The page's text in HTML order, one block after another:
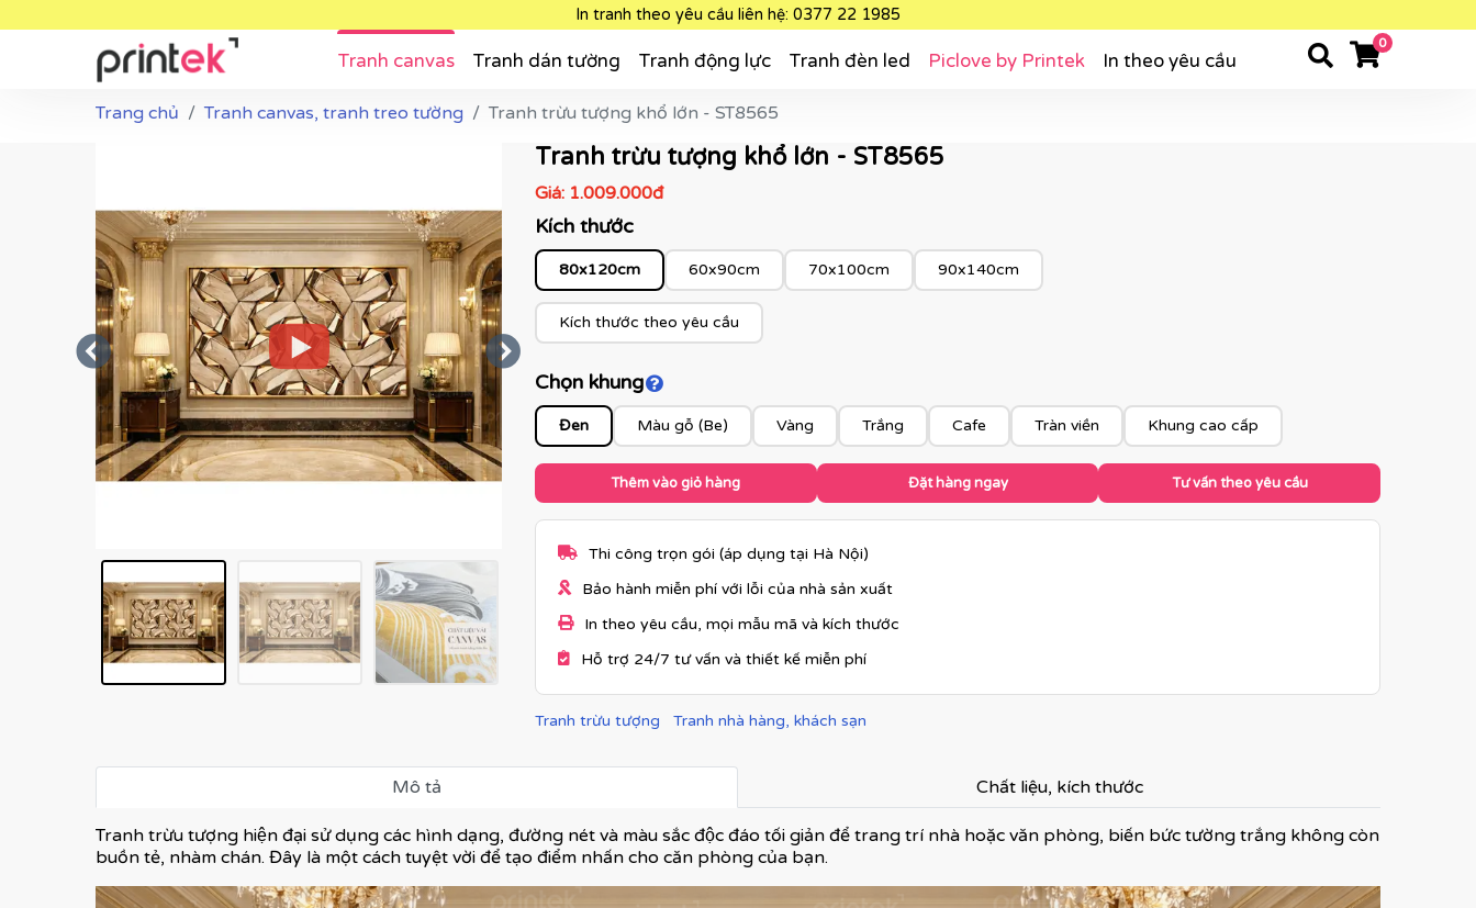
In tranh theo yêu cầu liên hệ: 0377 22 1985
Tranh canvas Tranh dán tường Tranh động lực Tranh đèn led Piclove by Printek In theo yêu cầu
0
Trang chủ Tranh canvas, tranh treo tường Tranh trừu tượng khổ lớn - ST8565
Tranh trừu tượng khổ lớn - ST8565
Giá: 1.009.000đ
Kích thước
80x120cm 60x90cm 70x100cm 90x140cm
Kích thước theo yêu cầu
Chọn khungClick để xem màu khung
Đen Màu gỗ (Be) Vàng Trắng Cafe Tràn viền Khung cao cấp
Thêm vào giỏ hàng Đặt hàng ngay Tư vấn theo yêu cầu
Thi công trọn gói (áp dụng tại Hà Nội)
Bảo hành miễn phí với lỗi của nhà sản xuất
In theo yêu cầu, mọi mẫu mã và kích thước
Hỗ trợ 24/7 tư vấn và thiết kế miễn phí
Tranh trừu tượng Tranh nhà hàng, khách sạn
Mô tả Chất liệu, kích thước
Tranh trừu tượng hiện đại sử dụng các hình dạng, đường nét và màu sắc độc đáo tối giản để trang trí nhà hoặc văn phòng, biến bức tường trắng không còn
buồn tẻ, nhàm chán. Đây là một cách tuyệt vời để tạo điểm nhấn cho căn phòng của bạn.